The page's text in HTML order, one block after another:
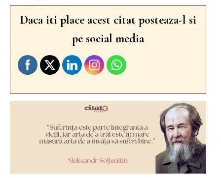
Daca iti place acest citat posteaza-l si
pe social media